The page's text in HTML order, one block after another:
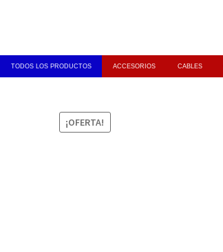
TODOS LOS PRODUCTOS ACCESORIOS CABLES
¡OFERTA!